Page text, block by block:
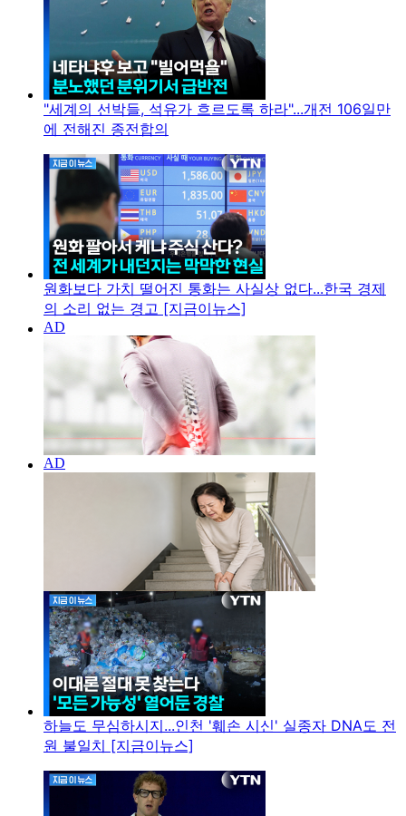
"세계의 선박들, 석유가 흐르도록 하라"...개전 106일만
에 전해진 종전합의
원화보다 가치 떨어진 통화는 사실상 없다...한국 경제
의 소리 없는 경고 [지금이뉴스]
하늘도 무심하시지...인천 '훼손 시신' 실종자 DNA도 전
원 불일치 [지금이뉴스]